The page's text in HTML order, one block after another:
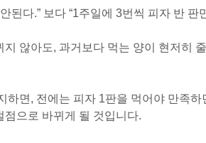
된다.” 보다 “1주일에 3번씩 피자 반 판
지 않아도, 과거보다 먹는 양이 현저히
하면, 전에는 피자 1판을 먹어야 만족하
점으로 바뀌게 될 것입니다.